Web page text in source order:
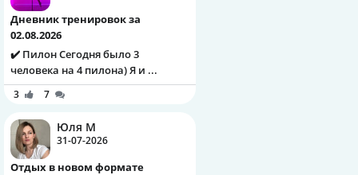
Дневник тренировок за
02.08.2026
✔️ Пилон Сегодня было 3
человека на 4 пилона) Я и ...
3 7
Юля М
31-07-2026
Отдых в новом формате